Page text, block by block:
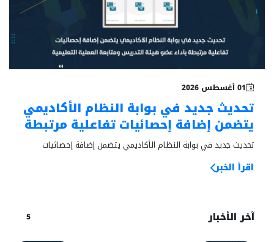
خبر بارز
01 أغسطس 2026
تحديث جديد في بوابة النظام الأكاديمي
يتضمن إضافة إحصائيات تفاعلية مرتبطة
بأداء عضو هيئة التدريس ومتابعة
العملية التعليمية
تحديث جديد في بوابة النظام الأكاديمي يتضمن إضافة إحصائيات
تفاعلية مرتبطة بأداء عضو هيئة التدريس ومتابعة العملية التعليمية
اقرأ الخبر
آخر الأخبار 5